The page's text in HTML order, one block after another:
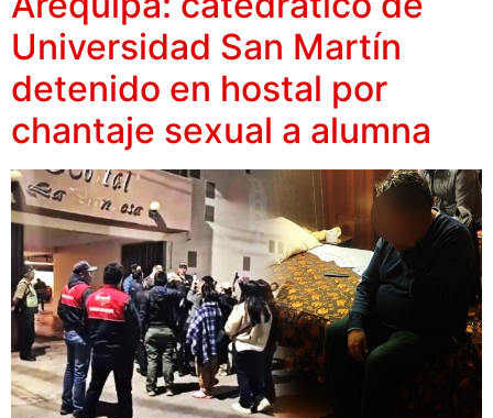
Universidad San Martín
detenido en hostal por
chantaje sexual a alumna